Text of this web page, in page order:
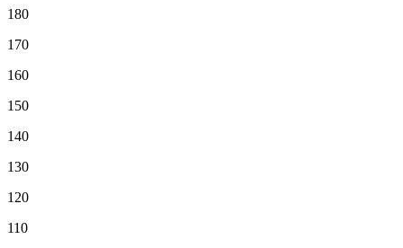
180
170
160
150
140
130
120
110